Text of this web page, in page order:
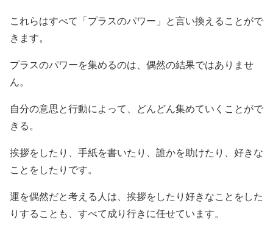
これらはすべて「プラスのパワー」と言い換えることがで
きます。
プラスのパワーを集めるのは、偶然の結果ではありませ
ん。
自分の意思と行動によって、どんどん集めていくことがで
きる。
挨拶をしたり、手紙を書いたり、誰かを助けたり、好きな
ことをしたりです。
運を偶然だと考える人は、挨拶をしたり好きなことをした
りすることも、すべて成り行きに任せています。